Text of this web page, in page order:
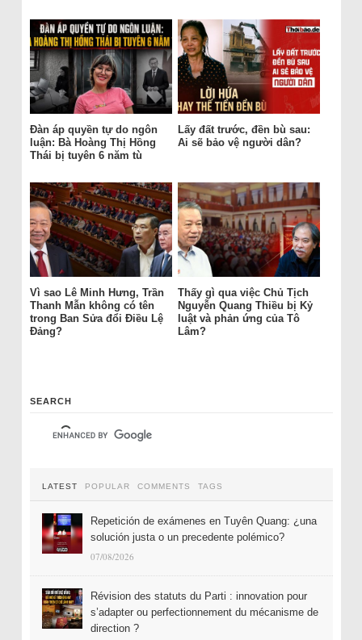
Đàn áp quyền tự do ngôn
luận: Bà Hoàng Thị Hồng
Thái bị tuyên 6 năm tù
Lấy đất trước, đền bù sau:
Ai sẽ bảo vệ người dân?
Vì sao Lê Minh Hưng, Trần
Thanh Mẫn không có tên
trong Ban Sửa đổi Điều Lệ
Đảng?
Thấy gì qua việc Chủ Tịch
Nguyễn Quang Thiều bị Kỷ
luật và phản ứng của Tô
Lâm?
SEARCH
LATEST POPULAR COMMENTS TAGS
Repetición de exámenes en Tuyên Quang: ¿una
solución justa o un precedente polémico?
07/08/2026
Révision des statuts du Parti : innovation pour
s’adapter ou perfectionnement du mécanisme de
direction ?